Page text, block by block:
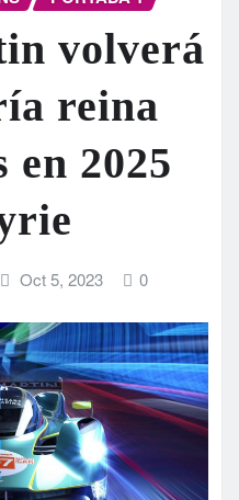
volverá
reina
en 2025
Oct 5, 2023 0